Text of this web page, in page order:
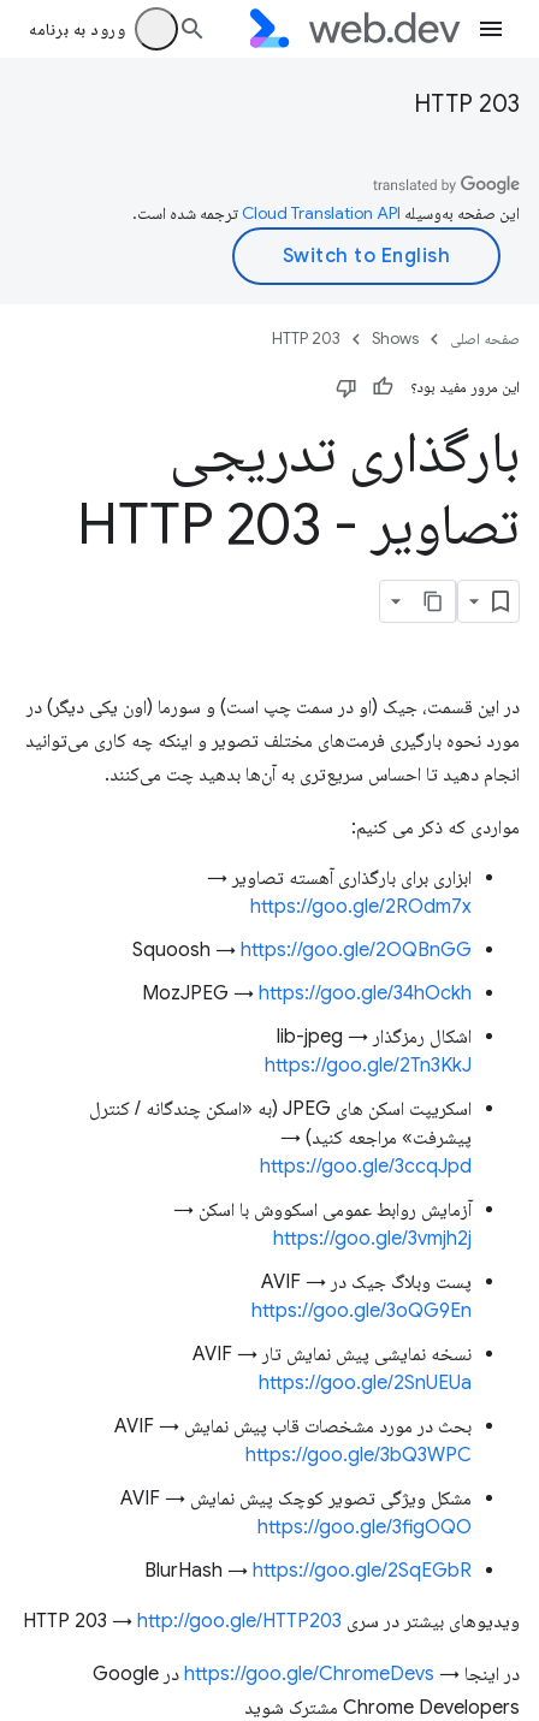
ورود به برنامه
HTTP 203
این صفحه به‌وسیله ترجمه شده است.
صفحه اصلی Shows
HTTP 203
این مرور مفید بود؟
بارگذاری تدریجی
تصاویر - HTTP 203
در این قسمت، جیک (او در سمت چپ است) و سورما (اون یکی دیگر) در
مورد نحوه بارگیری فرمت‌های مختلف تصویر و اینکه چه کاری می‌توانید
انجام دهید تا احساس سریع‌تری به آن‌ها بدهید چت می‌کنند.
مواردی که ذکر می کنیم:
ابزاری برای بارگذاری آهسته تصاویر →
https://goo.gle/2ROdm7x
Squoosh → https://goo.gle/2OQBnGG
MozJPEG → https://goo.gle/34hOckh
اشکال رمزگذار lib-jpeg →
https://goo.gle/2Tn3KkJ
اسکریپت اسکن های JPEG (به «اسکن چندگانه / کنترل
پیشرفت» مراجعه کنید) →
https://goo.gle/3ccqJpd
آزمایش روابط عمومی اسکووش با اسکن →
https://goo.gle/3vmjh2j
پست وبلاگ جیک در AVIF →
https://goo.gle/3oQG9En
نسخه نمایشی پیش نمایش تار AVIF →
https://goo.gle/2SnUEUa
بحث در مورد مشخصات قاب پیش نمایش AVIF →
https://goo.gle/3bQ3WPC
مشکل ویژگی تصویر کوچک پیش نمایش AVIF →
https://goo.gle/3figOQO
BlurHash → https://goo.gle/2SqEGbR
ویدیوهای بیشتر در سری HTTP 203 → http://goo.gle/HTTP203
در اینجا → https://goo.gle/ChromeDevs
در Google
Chrome Developers مشترک شوید